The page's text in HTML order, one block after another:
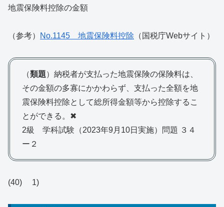
地震保険料控除の金額
（参考） No.1145 地震保険料控除 （国税庁Webサイト）
（類題）納税者が支払った地震保険の保険料は、
その金額の多寡にかかわらず、支払った全額を地
震保険料控除として総所得金額等から控除するこ
とができる。✖
2級 学科試験（2023年9月10日実施）問題 ３４
ー２
(40) 1)